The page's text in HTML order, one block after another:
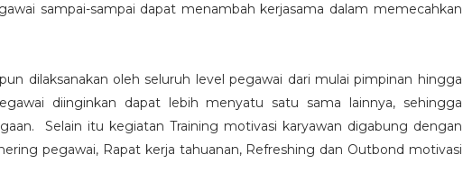
sampai-sampai dapat menambah kerjasama dalam memecahkan
dilaksanakan oleh seluruh level pegawai dari mulai pimpinan hingga
diinginkan dapat lebih menyatu satu sama lainnya, sehingga
Selain itu kegiatan Training motivasi karyawan digabung dengan
pegawai, Rapat kerja tahuanan, Refreshing dan Outbond motivasi